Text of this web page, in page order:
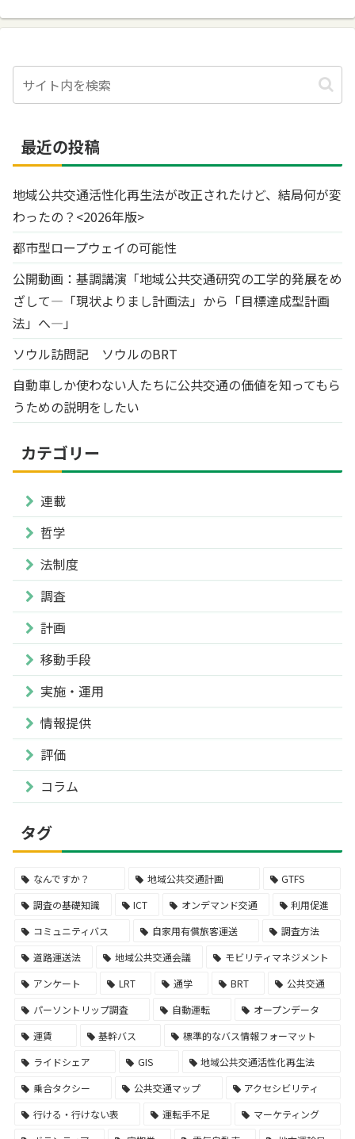
最近の投稿
地域公共交通活性化再生法が改正されたけど、結局何が変
わったの？<2026年版>
都市型ロープウェイの可能性
公開動画：基調講演「地域公共交通研究の工学的発展をめ
ざして―「現状よりまし計画法」から「目標達成型計画
法」へ―」
ソウル訪問記 ソウルのBRT
自動車しか使わない人たちに公共交通の価値を知ってもら
うための説明をしたい
カテゴリー
連載
哲学
法制度
調査
計画
移動手段
実施・運用
情報提供
評価
コラム
タグ
なんですか？ 地域公共交通計画
GTFS
調査の基礎知識
ICT オンデマンド交通
利用促進
コミュニティバス
自家用有償旅客運送
調査方法
道路運送法
地域公共交通会議
モビリティマネジメント
アンケート
LRT 通学 BRT
公共交通
パーソントリップ調査
自動運転
オープンデータ
運賃
基幹バス
標準的なバス情報フォーマット
ライドシェア
GIS
地域公共交通活性化再生法
乗合タクシー
公共交通マップ
アクセシビリティ
行ける・行けない表
運転手不足
マーケティング